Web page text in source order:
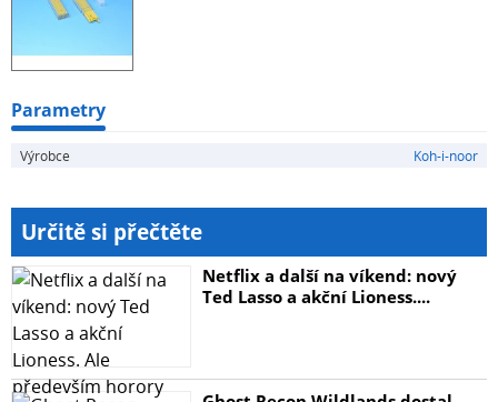
Parametry
Výrobce Koh-i-noor
Určitě si přečtěte
Netflix a další na víkend: nový
Ted Lasso a akční Lioness....